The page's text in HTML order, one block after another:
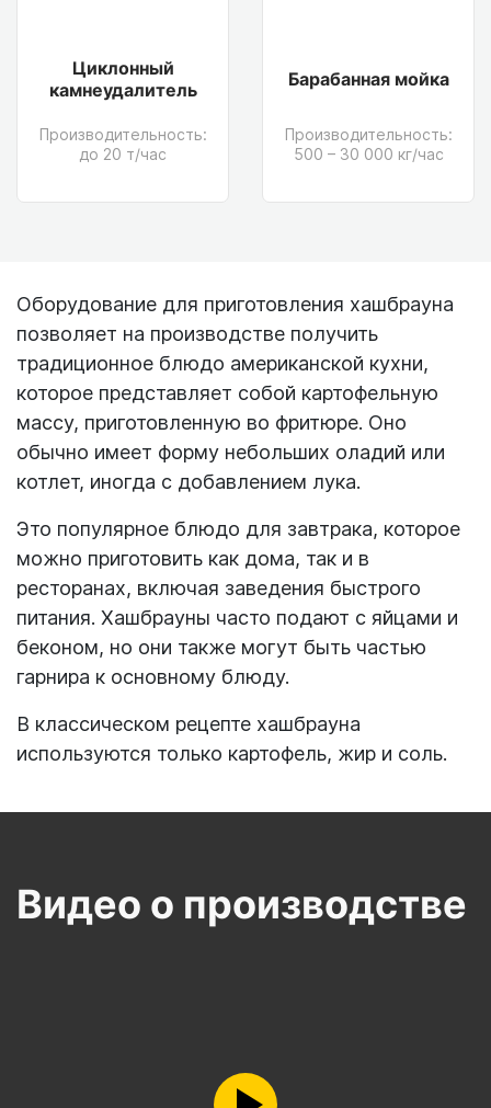
Циклонный
камнеудалитель
Производительность:
до 20 т/час
Барабанная мойка
Производительность:
500 – 30 000 кг/час
Оборудование для приготовления хашбрауна
позволяет на производстве получить
традиционное блюдо американской кухни,
которое представляет собой картофельную
массу, приготовленную во фритюре. Оно
обычно имеет форму небольших оладий или
котлет, иногда с добавлением лука.
Это популярное блюдо для завтрака, которое
можно приготовить как дома, так и в
ресторанах, включая заведения быстрого
питания. Хашбрауны часто подают с яйцами и
беконом, но они также могут быть частью
гарнира к основному блюду.
В классическом рецепте хашбрауна
используются только картофель, жир и соль.
Видео о производстве